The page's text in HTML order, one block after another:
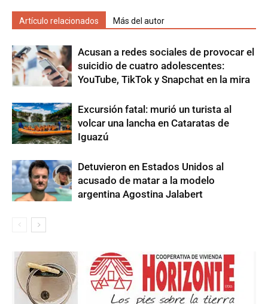
Artículo relacionados Más del autor
Acusan a redes sociales de provocar el
suicidio de cuatro adolescentes:
YouTube, TikTok y Snapchat en la mira
Excursión fatal: murió un turista al
volcar una lancha en Cataratas de
Iguazú
Detuvieron en Estados Unidos al
acusado de matar a la modelo
argentina Agostina Jalabert